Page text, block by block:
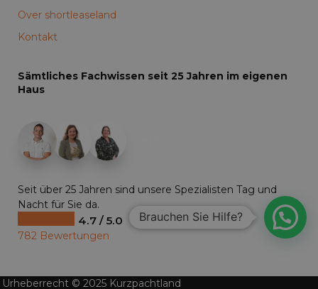
Over shortleaseland
Kontakt
Sämtliches Fachwissen seit 25 Jahren im eigenen
Haus
Seit über 25 Jahren sind unsere Spezialisten Tag und
Nacht für Sie da.
4.7 / 5.0
782 Bewertungen
Urheberrecht © 2025 Kurzpachtland
Brauchen Sie Hilfe?